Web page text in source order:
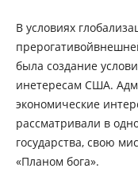
В условиях
была создание
инетересам США.
экономические
рассматривали в
государства, свою
«Планом бога».